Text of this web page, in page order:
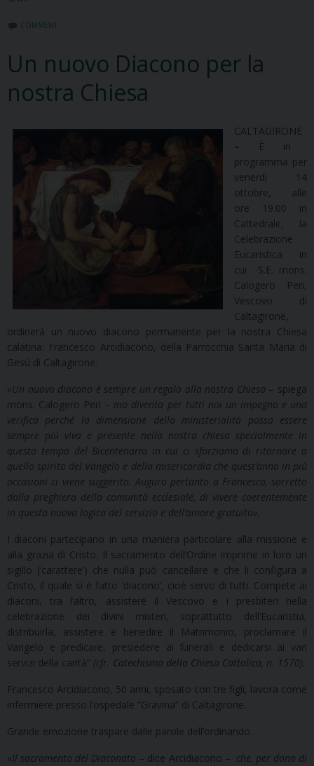
COMMENT
Un nuovo Diacono per la
nostra Chiesa
CALTAGIRONE
–
È in
programma per
venerdì 14
ottobre, alle
ore 19.00 in
Cattedrale, la
Celebrazione
Eucaristica in
cui S.E. mons.
Calogero Peri,
Vescovo di
Caltagirone,
ordinerà un nuovo diacono permanente per la nostra Chiesa
calatina: Francesco Arcidiacono, della Parrocchia Santa Maria di
Gesù di Caltagirone.
«Un nuovo diacono è sempre un regalo alla nostra Chiesa – spiega
mons. Calogero Peri – ma diventa per tutti noi un impegno e una
verifica perché la dimensione della ministerialità possa essere
sempre più viva e presente nella nostra chiesa specialmente in
questo tempo del Bicentenario in cui ci sforziamo di ritornare a
quello spirito del Vangelo e della misericordia che quest’anno in più
occasioni ci viene suggerito. Auguro pertanto a Francesco, sorretto
dalla preghiera della comunità ecclesiale, di vivere coerentemente
in questa nuova logica del servizio e dell’amore gratuito».
I diaconi partecipano in una maniera particolare alla missione e
alla grazia di Cristo. Il sacramento dell’Ordine imprime in loro un
sigillo (‘carattere’) che nulla può cancellare e che li configura a
Cristo, il quale si è fatto ‘diacono’, cioè servo di tutti. Compete ai
diaconi, tra l’altro, assistere il Vescovo e i presbiteri nella
celebrazione dei divini misteri, soprattutto dell’Eucaristia,
distribuirla, assistere e benedire il Matrimonio, proclamare il
Vangelo e predicare, presiedere ai funerali e dedicarsi ai vari
servizi della carità” (cfr. Catechismo della Chiesa Cattolica , n. 1570).
Francesco Arcidiacono, 50 anni, sposato con tre figli, lavora come
infermiere presso l’ospedale “Gravina” di Caltagirone.
Grande emozione traspare dalle parole dell’ordinando.
«Il sacramento del Diaconato – dice Arcidiacono – che, per dono di